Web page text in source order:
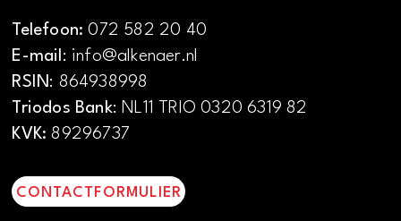
Telefoon:072 582 20 40
E-mail: info@alkenaer.nl
RSIN: 864938998
Triodos Bank: NL11 TRIO 0320 6319 82
KVK: 89296737
CONTACTFORMULIER